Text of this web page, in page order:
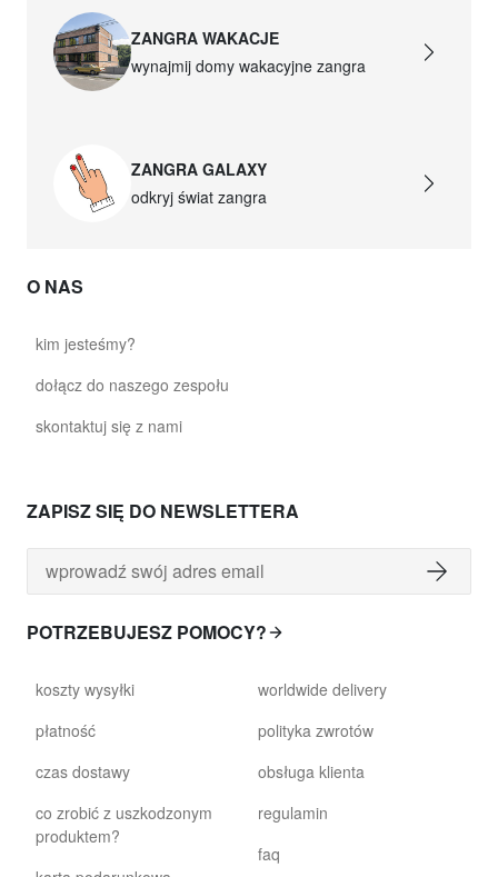
ZANGRA WAKACJE
wynajmij domy wakacyjne zangra
ZANGRA GALAXY
odkryj świat zangra
O NAS
kim jesteśmy?
dołącz do naszego zespołu
skontaktuj się z nami
ZAPISZ SIĘ DO NEWSLETTERA
POTRZEBUJESZ POMOCY?
koszty wysyłki
płatność
czas dostawy
co zrobić z uszkodzonym
produktem?
worldwide delivery
polityka zwrotów
obsługa klienta
regulamin
faq